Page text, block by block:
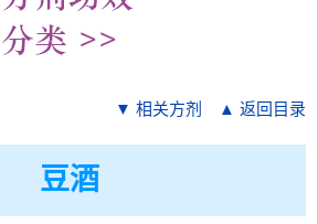
▼ 相关方剂 ▲ 返回目录
豆酒